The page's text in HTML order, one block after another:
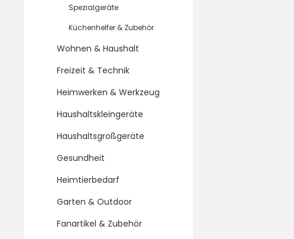
Spezialgeräte
Küchenhelfer & Zubehör
Wohnen & Haushalt
Freizeit & Technik
Heimwerken & Werkzeug
Haushaltskleingeräte
Haushaltsgroßgeräte
Gesundheit
Heimtierbedarf
Garten & Outdoor
Fanartikel & Zubehör